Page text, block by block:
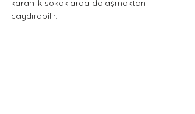
karanlık sokaklarda dolaşmaktan
caydırabilir.